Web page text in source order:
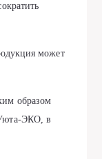
может
образом
ЭКО, в